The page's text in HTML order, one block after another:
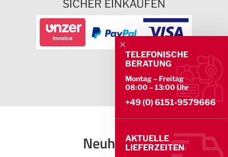
TELEFONISCHE
BERATUNG
Montag – Freitag
08:00 – 13:00 Uhr
+49 (0) 6151-9579666
AKTUELLE
LIEFERZEITEN
SICHER EINKAUFEN
Neuheiten